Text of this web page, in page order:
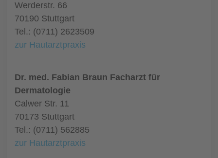
Werderstr. 66
70190 Stuttgart
Tel.: (0711) 2623509
zur Hautarztpraxis
Dr. med. Fabian Braun Facharzt für
Dermatologie
Calwer Str. 11
70173 Stuttgart
Tel.: (0711) 562885
zur Hautarztpraxis